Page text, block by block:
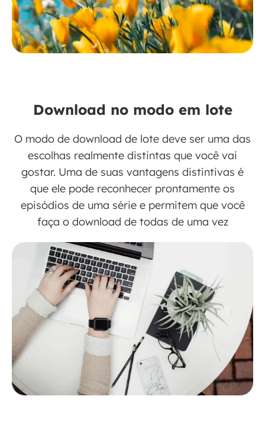
Download no modo em lote
O modo de download de lote deve ser uma das
escolhas realmente distintas que você vai
gostar. Uma de suas vantagens distintivas é
que ele pode reconhecer prontamente os
episódios de uma série e permitem que você
faça o download de todas de uma vez